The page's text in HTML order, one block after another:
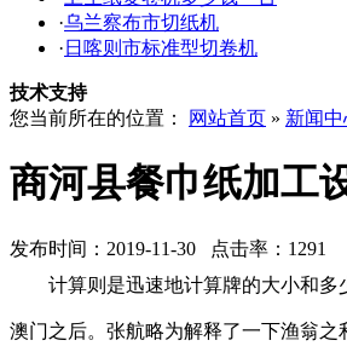
·乌兰察布市切纸机
· 日喀则市标准型切卷机
技术支持
您当前所在的位置：
网站首页 » 新闻
商河县餐巾纸加工
发布时间：2019-11-30 点击率：1291
计算则是迅速地计算牌的大小和
澳门之后。张航略为解释了一下渔翁